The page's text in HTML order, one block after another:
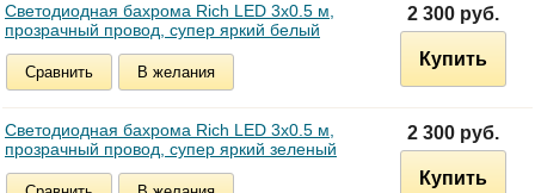
Светодиодная бахрома Rich LED 3х0.5 м,
прозрачный провод, супер яркий белый
Сравнить В желания
2 300 руб.
Купить
Светодиодная бахрома Rich LED 3х0.5 м,
прозрачный провод, супер яркий зеленый
2 300 руб.
Купить